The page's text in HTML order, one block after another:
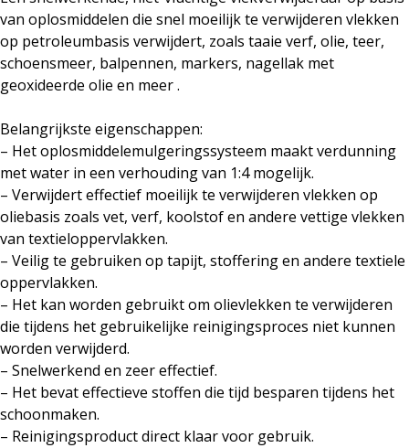
van oplosmiddelen die snel moeilijk te verwijderen vlekken
op petroleumbasis verwijdert, zoals taaie verf, olie, teer,
schoensmeer, balpennen, markers, nagellak met
geoxideerde olie en meer .
Belangrijkste eigenschappen:
– Het oplosmiddelemulgeringssysteem maakt verdunning
met water in een verhouding van 1:4 mogelijk.
– Verwijdert effectief moeilijk te verwijderen vlekken op
oliebasis zoals vet, verf, koolstof en andere vettige vlekken
van textieloppervlakken.
– Veilig te gebruiken op tapijt, stoffering en andere textiele
oppervlakken.
– Het kan worden gebruikt om olievlekken te verwijderen
die tijdens het gebruikelijke reinigingsproces niet kunnen
worden verwijderd.
– Snelwerkend en zeer effectief.
– Het bevat effectieve stoffen die tijd besparen tijdens het
schoonmaken.
– Reinigingsproduct direct klaar voor gebruik.